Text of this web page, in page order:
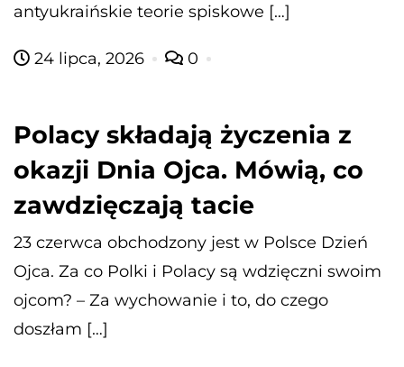
antyukraińskie teorie spiskowe […]
24 lipca, 2026 0
Polacy składają życzenia z
okazji Dnia Ojca. Mówią, co
zawdzięczają tacie
23 czerwca obchodzony jest w Polsce Dzień
Ojca. Za co Polki i Polacy są wdzięczni swoim
ojcom? – Za wychowanie i to, do czego
doszłam […]